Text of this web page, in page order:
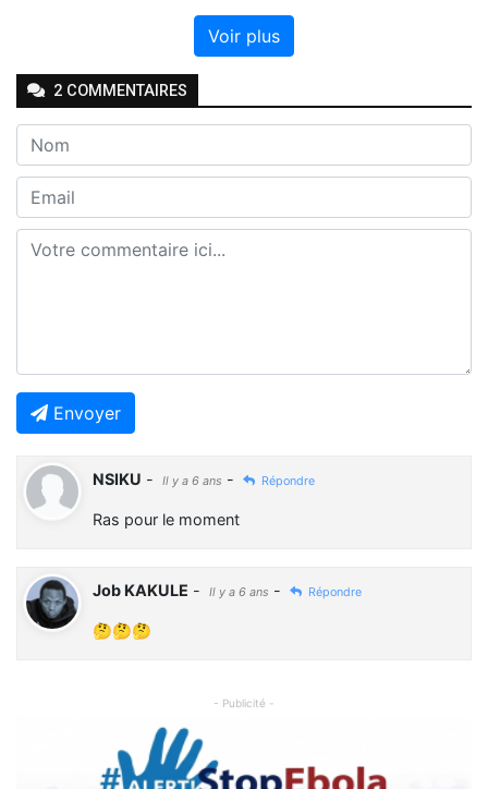
Voir plus
2 COMMENTAIRES
Envoyer
NSIKU - Il y a 6 ans - Répondre
Ras pour le moment
Job KAKULE - Il y a 6 ans - Répondre
🤔🤔🤔
- Publicité -